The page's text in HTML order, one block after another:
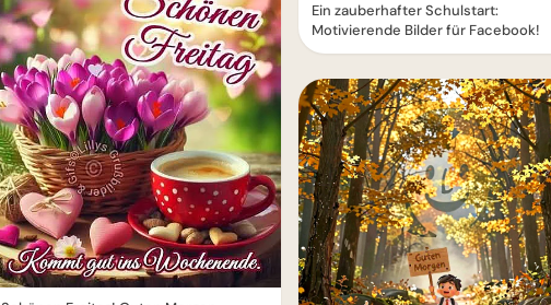
Ein zauberhafter Schulstart:
Motivierende Bilder für Facebook!